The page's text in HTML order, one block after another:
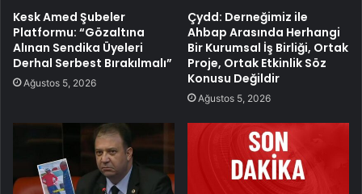
Kesk Amed Şubeler
Platformu: “Gözaltına
Alınan Sendika Üyeleri
Derhal Serbest Bırakılmalı”
Ağustos 5, 2026
Çydd: Derneğimiz ile
Ahbap Arasında Herhangi
Bir Kurumsal İş Birliği, Ortak
Proje, Ortak Etkinlik Söz
Konusu Değildir
Ağustos 5, 2026